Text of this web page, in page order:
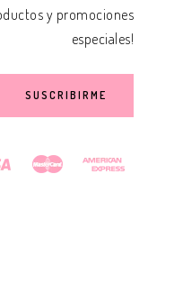
y promociones
especiales!